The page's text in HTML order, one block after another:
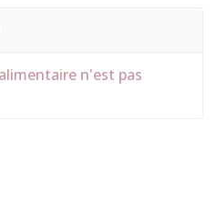
n'est pas